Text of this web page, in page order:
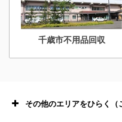
千歳市不用品回収
その他のエリアをひらく（